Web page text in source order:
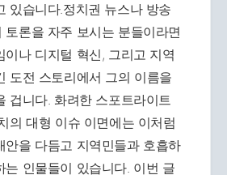
있습니다.정치권 뉴스나 방송
토론을 자주 보시는 분들이라면
이나 디지털 혁신, 그리고 지역
도전 스토리에서 그의 이름을
겁니다. 화려한 스포트라이트
의 대형 이슈 이면에는 이처럼
안을 다듬고 지역민들과 호흡하
는 인물들이 있습니다. 이번 글